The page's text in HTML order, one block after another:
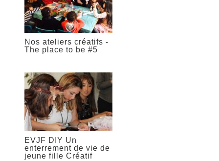
Nos ateliers créatifs -
The place to be #5
EVJF DIY Un
enterrement de vie de
jeune fille Créatif